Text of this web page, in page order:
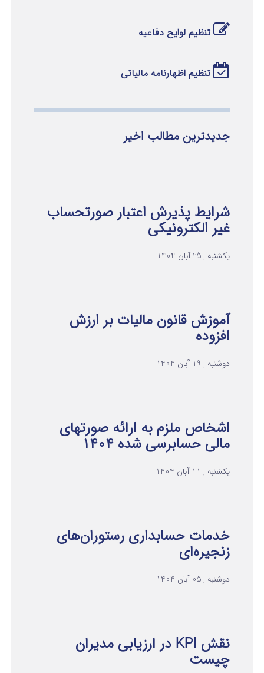
تنظیم لوایح دفاعیه
تنظیم اظهارنامه مالیاتی
جدیدترین مطالب اخیر
شرایط پذیرش اعتبار صورتحساب
غیر الکترونیکی
یکشنبه , 25 آبان 1404
آموزش قانون مالیات بر ارزش
افزوده
دوشنبه , 19 آبان 1404
اشخاص ملزم به ارائه صورتهای
مالی حسابرسی شده ۱۴۰۴
یکشنبه , 11 آبان 1404
خدمات حسابداری رستوران‌های
زنجیره‌ای
دوشنبه , 05 آبان 1404
نقش KPI در ارزیابی مدیران
چیست